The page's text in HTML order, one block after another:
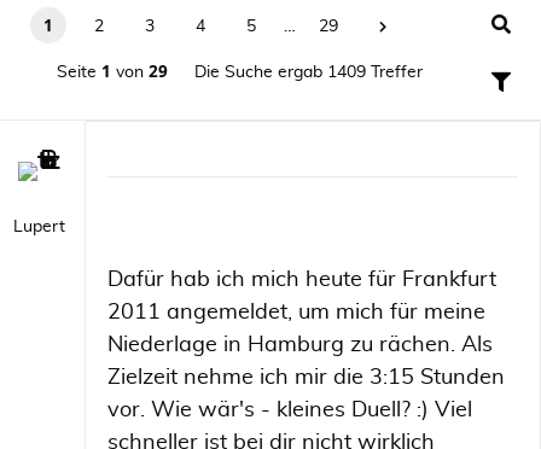
1 2 3 4 5 … 29
Seite 1 von 29 Die Suche ergab 1409 Treffer
Lupert
Dafür hab ich mich heute für Frankfurt
2011 angemeldet, um mich für meine
Niederlage in Hamburg zu rächen. Als
Zielzeit nehme ich mir die 3:15 Stunden
vor. Wie wär's - kleines Duell? :) Viel
schneller ist bei dir nicht wirklich